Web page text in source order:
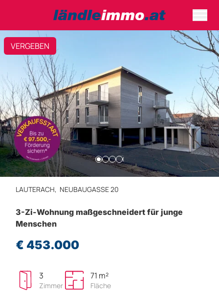
VERGEBEN
LAUTERACH, NEUBAUGASSE 20
3-Zi-Wohnung maßgeschneidert für junge
Menschen
€ 453.000
3
Zimmer
71 m²
Fläche